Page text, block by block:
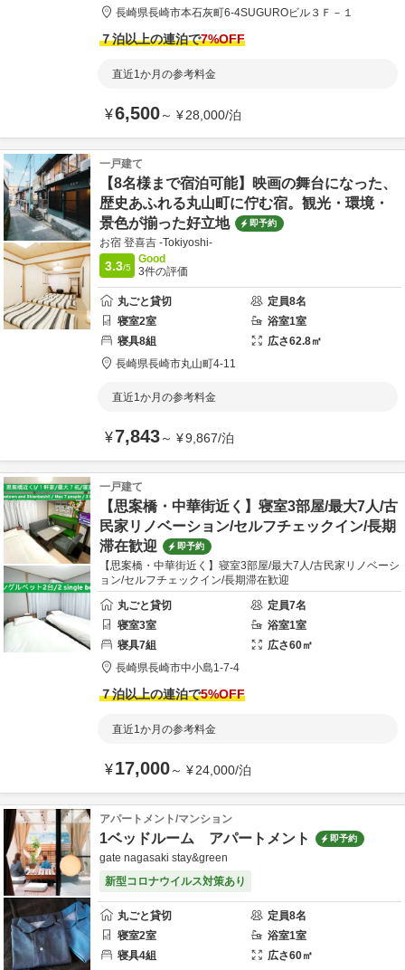
長崎県長崎市本石灰町6-4SUGUROビル３Ｆ－１
７泊以上の連泊で7%OFF
直近1か月の参考料金
¥6,500～ ¥28,000/泊
一戸建て
【8名様まで宿泊可能】映画の舞台になった、
歴史あふれる丸山町に佇む宿。観光・環境・
景色が揃った好立地
即予約
お宿 登喜吉 -Tokiyoshi-
3.3/5
Good
3件の評価
丸ごと貸切 定員8名
寝室2室 浴室1室
寝具8組 広さ62.8㎡
長崎県長崎市丸山町4-11
直近1か月の参考料金
¥7,843～ ¥9,867/泊
一戸建て
【思案橋・中華街近く】寝室3部屋/最大7人/古
民家リノベーション/セルフチェックイン/長期
滞在歓迎
即予約
【思案橋・中華街近く】寝室3部屋/最大7人/古民家リノベーシ
ョン/セルフチェックイン/長期滞在歓迎
丸ごと貸切
定員7名
寝室3室 浴室1室
寝具7組 広さ60㎡
長崎県長崎市中小島1-7-4
７泊以上の連泊で5%OFF
直近1か月の参考料金
¥17,000～ ¥24,000/泊
アパートメント/マンション
1ベッドルーム アパートメント 即予約
gate nagasaki stay&green
新型コロナウイルス対策あり
丸ごと貸切 定員8名
寝室2室 浴室1室
寝具4組 広さ60㎡